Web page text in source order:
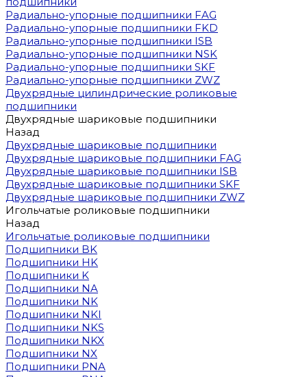
Радиально-упорные подшипники FAG
Радиально-упорные подшипники FKD
Радиально-упорные подшипники ISB
Радиально-упорные подшипники NSK
Радиально-упорные подшипники SKF
Радиально-упорные подшипники ZWZ
Двухрядные цилиндрические роликовые
подшипники
Двухрядные шариковые подшипники
Назад
Двухрядные шариковые подшипники
Двухрядные шариковые подшипники FAG
Двухрядные шариковые подшипники ISB
Двухрядные шариковые подшипники SKF
Двухрядные шариковые подшипники ZWZ
Игольчатые роликовые подшипники
Назад
Игольчатые роликовые подшипники
Подшипники BK
Подшипники HK
Подшипники K
Подшипники NA
Подшипники NK
Подшипники NKI
Подшипники NKS
Подшипники NKX
Подшипники NX
Подшипники PNA